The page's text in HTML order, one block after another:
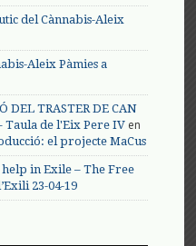
del Cànnabis-Aleix
Aleix Pàmies a
DEL TRASTER DE CAN
Taula de l'Eix Pere IV en
el projecte MaCus
in Exile – The Free
23-04-19